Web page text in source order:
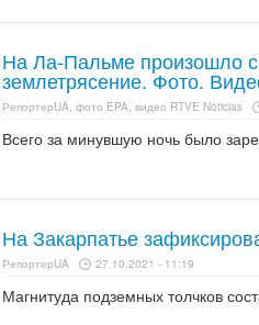
На Ла-Пальме произошло
землетрясение. Фото.
РепортерUA, фото EPA, видео RTVE Noticias
Всего за минувшую ночь было
На Закарпатье
РепортерUA 27.10.2021 - 11:19
Магнитуда подземных толчков